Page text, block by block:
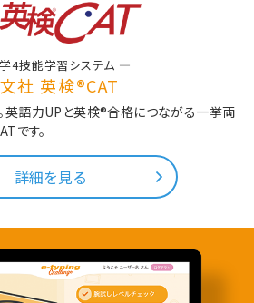
4技能学習システム
社 英検®CAT
英語力UPと英検®合格につながる一挙両
です。
詳細を見る